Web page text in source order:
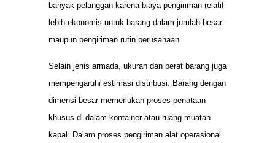
banyak pelanggan karena biaya pengiriman relatif
lebih ekonomis untuk barang dalam jumlah besar
maupun pengiriman rutin perusahaan.
Selain jenis armada, ukuran dan berat barang juga
mempengaruhi estimasi distribusi. Barang dengan
dimensi besar memerlukan proses penataan
khusus di dalam kontainer atau ruang muatan
kapal. Dalam proses pengiriman alat operasional